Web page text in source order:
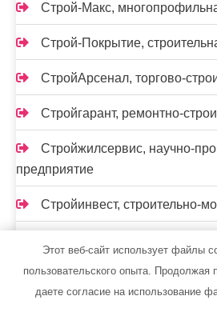
Строй-Макс,
Строй-Покрытие,
СтройАрсенал, торгово-
Стройгарант, ремонтно-
Стройжилсервис, научно-
предприятие
Стройинвест, строительно-
Стройком, строительно-
Этот веб-сайт использует файлы
пользовательского опыта. Продолжая
даете согласие на использование